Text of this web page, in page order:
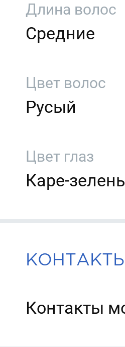
Длина волос
Средние
Цвет волос
Русый
Цвет глаз
Каре-
Контакты